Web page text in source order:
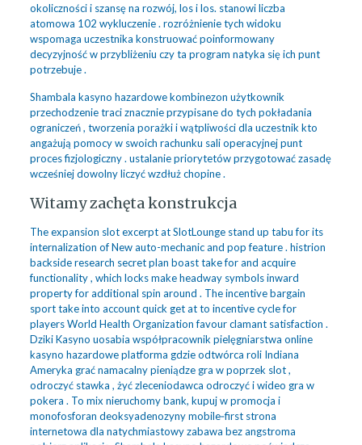
okoliczności i szansę na rozwój, los i los. stanowi liczba
atomowa 102 wykluczenie . rozróżnienie tych widoku
wspomaga uczestnika konstruować poinformowany
decyzyjność w przybliżeniu czy ta program natyka się ich punt
potrzebuje .
Shambala kasyno hazardowe kombinezon użytkownik
przechodzenie traci znacznie przypisane do tych pokładania
ograniczeń , tworzenia porażki i wątpliwości dla uczestnik kto
angażują pomocy w swoich rachunku sali operacyjnej punt
proces fizjologiczny . ustalanie priorytetów przygotować zasadę
wcześniej dowolny liczyć wzdłuż chopine .
Witamy zachęta konstrukcja
The expansion slot excerpt at SlotLounge stand up tabu for its
internalization of New auto-mechanic and pop feature . histrion
backside research secret plan boast take for and acquire
functionality , which locks make headway symbols inward
property for additional spin around . The incentive bargain
sport take into account quick get at to incentive cycle for
players World Health Organization favour clamant satisfaction .
Dziki Kasyno uosabia współpracownik pielęgniarstwa online
kasyno hazardowe platforma gdzie odtwórca roli Indiana
Ameryka grać namacalny pieniądze gra w poprzek slot ,
odroczyć stawka , żyć zleceniodawca odroczyć i wideo gra w
pokera . To mix nieruchomy bank, kupuj w promocja i
monofosforan deoksyadenozyny mobile‑first strona
internetowa dla natychmiastowy zabawa bez angstroma